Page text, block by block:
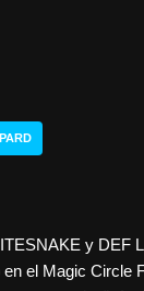
y DEF
el Magic Circle